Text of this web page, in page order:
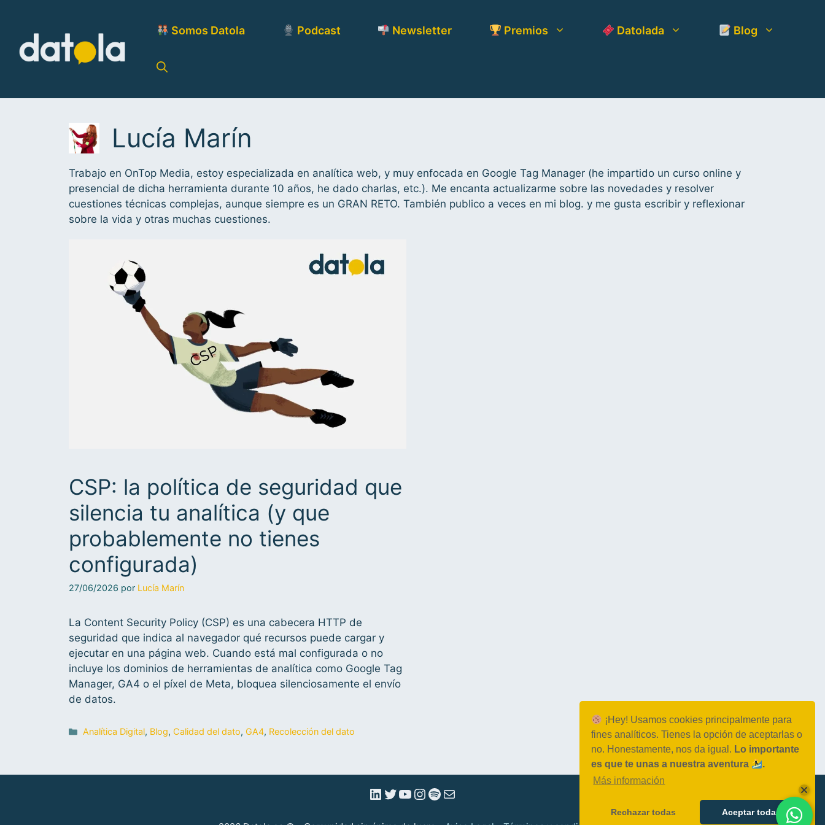
¡Hey! Usamos cookies principalmente para
fines analíticos. Tienes la opción de aceptarlas o
no. Honestamente, nos da igual. Lo importante
es que te unas a nuestra aventura
.
Más información
Rechazar todas Aceptar todas
Somos Datola Podcast Newsletter Premios Datolada Blog
Lucía Marín
Trabajo en OnTop Media, estoy especializada en analítica web, y muy enfocada en Google Tag Manager (he impartido un curso online y
presencial de dicha herramienta durante 10 años, he dado charlas, etc.). Me encanta actualizarme sobre las novedades y resolver
cuestiones técnicas complejas, aunque siempre es un GRAN RETO. También publico a veces en mi blog. y me gusta escribir y reflexionar
sobre la vida y otras muchas cuestiones.
CSP: la política de seguridad que
silencia tu analítica (y que
probablemente no tienes
configurada)
27/06/2026 por Lucía Marín
La Content Security Policy (CSP) es una cabecera HTTP de
seguridad que indica al navegador qué recursos puede cargar y
ejecutar en una página web. Cuando está mal configurada o no
incluye los dominios de herramientas de analítica como Google Tag
Manager, GA4 o el píxel de Meta, bloquea silenciosamente el envío
de datos.
Analítica Digital, Blog, Calidad del dato, GA4, Recolección del dato